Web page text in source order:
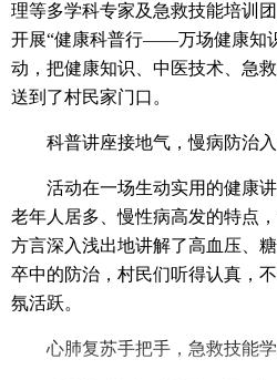
理等多学科专家及急救技能培训
开展“健康科普行——万场健康知
动，把健康知识、中医技术、急
送到了村民家门口。
科普讲座接地气，慢病防治
活动在一场生动实用的健康
老年人居多、慢性病高发的特点
方言深入浅出地讲解了高血压、
卒中的防治，村民们听得认真，
氛活跃。
心肺复苏手把手，急救技能